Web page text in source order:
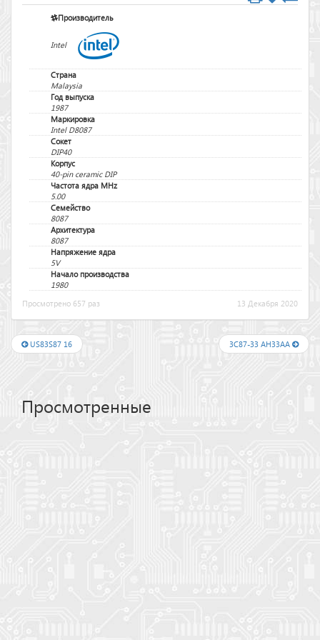
Производитель
Intel
Страна
Malaysia
Год выпуска
1987
Маркировка
Intel D8087
Сокет
DIP40
Корпус
40-pin ceramic DIP
Частота ядра MHz
5.00
Семейство
8087
Архитектура
8087
Напряжение ядра
5V
Начало производства
1980
Просмотрено 657 раз
13 Декабря 2020
US83S87 16 3C87-33 AH33AA
Просмотренные